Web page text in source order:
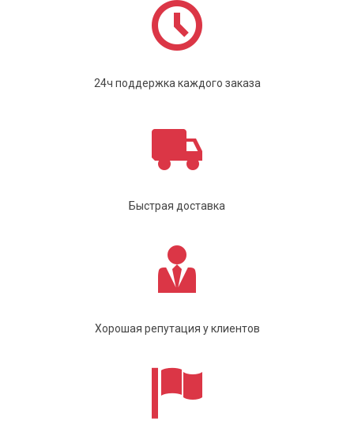
24ч поддержка каждого заказа
Быстрая доставка
Хорошая репутация у клиентов